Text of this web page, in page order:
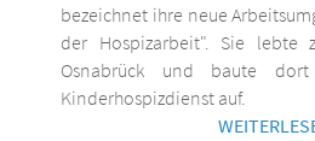
bezeichnet ihre neue
der Hospizarbeit". Sie lebte
Osnabrück und baute
Kinderhospizdienst auf.